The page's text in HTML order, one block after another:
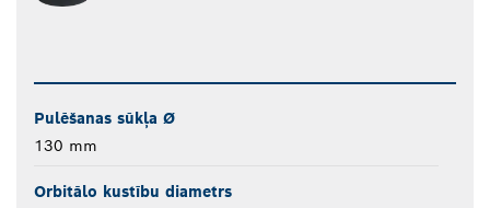
Pulēšanas sūkļa Ø
130 mm
Orbitālo kustību diametrs